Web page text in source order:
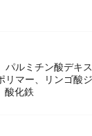
ルミチン酸デキ
マー、リンゴ酸
酸化鉄